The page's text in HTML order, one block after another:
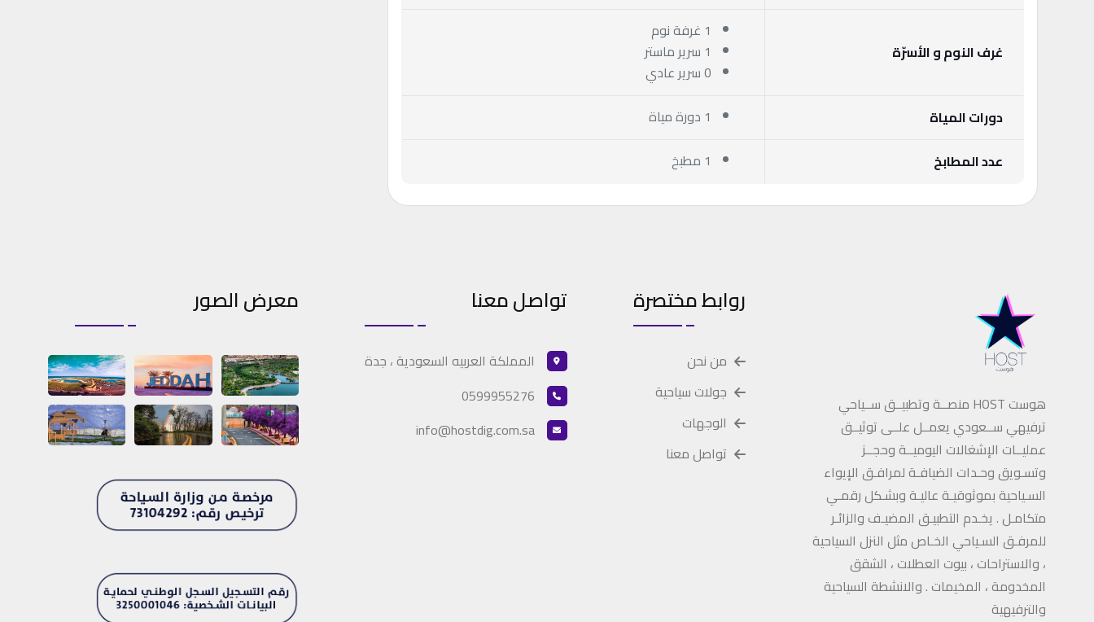
غرف النوم و الأسرّة
1 غرفة نوم
1 سرير ماستر
0 سرير عادي
دورات المياة
1 دورة مياة
عدد المطابخ
1 مطبخ
هوست HOST منصــة وتطبيــق ســياحي
ترفيهي ســعودي يعمــل علــى توثيــق
عمليــات الإشغالات اليوميــة وحجــز
وتسـويق وحـدات الضيافـة لمرافـق الإيواء
السـياحية بموثوقيـة عاليـة وبشـكل رقمـي
متكامـل . يخـدم التطبيـق المضيـف والزائـر
للمرفـق السـياحي الخـاص مثل النزل السياحية
، والاستراحات ، بيوت العطلات ، الشقق
المخدومة ، المخيمات . والانشطة السياحية
والترفيهية
روابط مختصرة
من نحن
جولات سياحية
الوجهات
تواصل معنا
تواصل معنا
المملكة العربيه السعودية ، جدة
0599955276
info@hostdig.com.sa
معرض الصور